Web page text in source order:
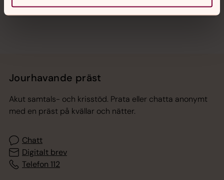
Jourhavande präst
Akut samtals- och krisstöd. Prata eller chatta anonymt
med en präst på kvällar och nätter.
Chatt
Digitalt brev
Telefon 112